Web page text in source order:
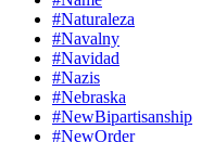
#Naturaleza
#Navalny
#Navidad
#Nazis
#Nebraska
#NewBipartisanship
#NewOrder